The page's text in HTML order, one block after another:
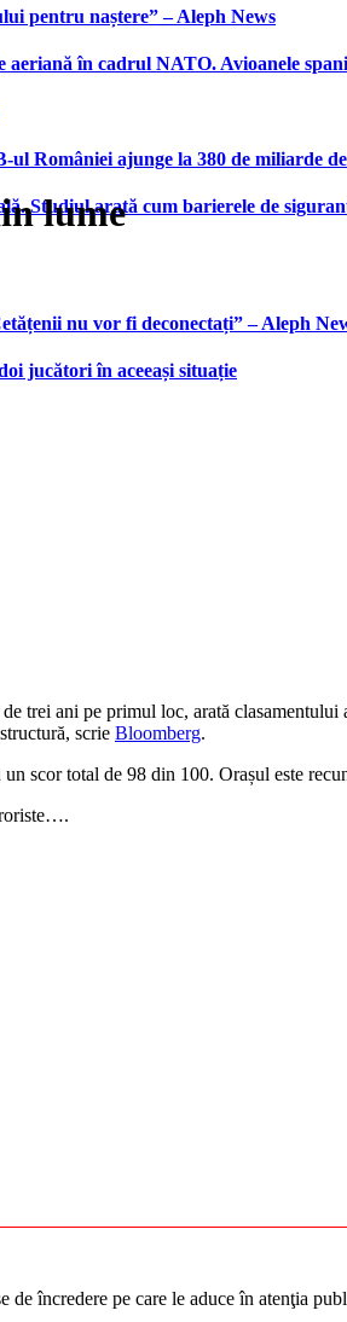
pentru naștere” – Aleph News
în cadrul NATO. Avioanele
României ajunge la 380 de miliarde
Studiul arată cum barierele de
nu vor fi deconectați” – Aleph
jucători în aceeași situație
lume
trei ani pe primul loc, arată
scrie Bloomberg.
scor total de 98 din 100. Orașul este
încredere pe care le aduce în atenţia